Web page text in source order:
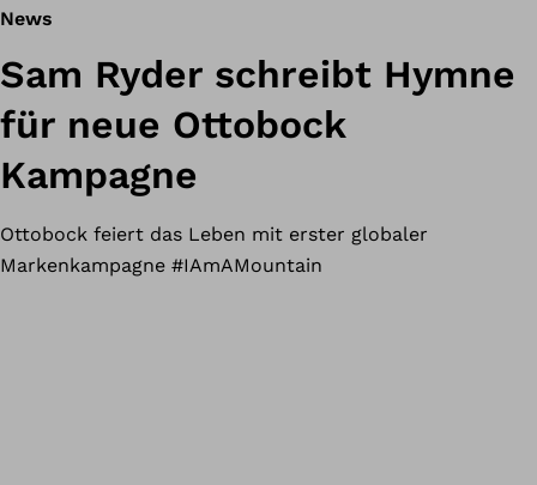
News
Sam Ryder schreibt Hymne
für neue Ottobock
Kampagne
Ottobock feiert das Leben mit erster globaler
Markenkampagne #IAmAMountain